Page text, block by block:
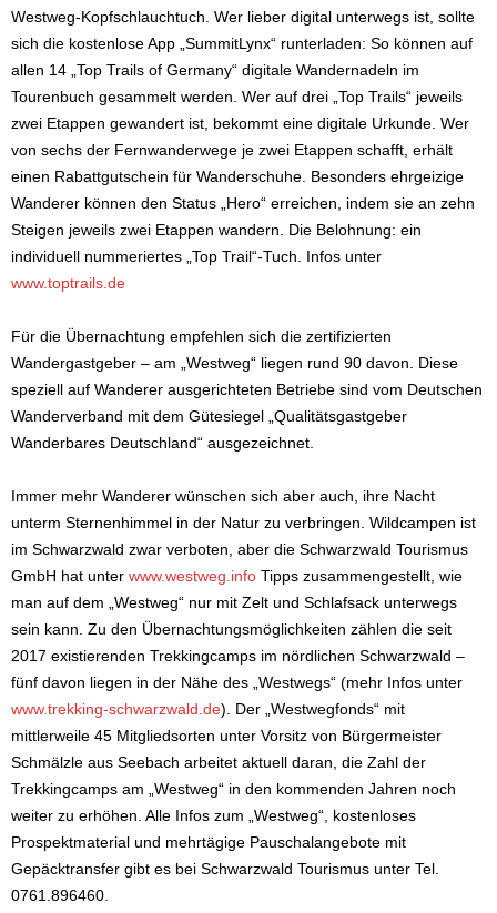
Westweg-Kopfschlauchtuch. Wer lieber digital unterwegs ist, sollte
sich die kostenlose App „SummitLynx“ runterladen: So können auf
allen 14 „Top Trails of Germany“ digitale Wandernadeln im
Tourenbuch gesammelt werden. Wer auf drei „Top Trails“ jeweils
zwei Etappen gewandert ist, bekommt eine digitale Urkunde. Wer
von sechs der Fernwanderwege je zwei Etappen schafft, erhält
einen Rabattgutschein für Wanderschuhe. Besonders ehrgeizige
Wanderer können den Status „Hero“ erreichen, indem sie an zehn
Steigen jeweils zwei Etappen wandern. Die Belohnung: ein
individuell nummeriertes „Top Trail“-Tuch. Infos unter
www.toptrails.de
Für die Übernachtung empfehlen sich die zertifizierten
Wandergastgeber – am „Westweg“ liegen rund 90 davon. Diese
speziell auf Wanderer ausgerichteten Betriebe sind vom Deutschen
Wanderverband mit dem Gütesiegel „Qualitätsgastgeber
Wanderbares Deutschland“ ausgezeichnet.
Immer mehr Wanderer wünschen sich aber auch, ihre Nacht
unterm Sternenhimmel in der Natur zu verbringen. Wildcampen ist
im Schwarzwald zwar verboten, aber die Schwarzwald Tourismus
GmbH hat unter www.westweg.info Tipps zusammengestellt, wie
man auf dem „Westweg“ nur mit Zelt und Schlafsack unterwegs
sein kann. Zu den Übernachtungsmöglichkeiten zählen die seit
2017 existierenden Trekkingcamps im nördlichen Schwarzwald –
fünf davon liegen in der Nähe des „Westwegs“ (mehr Infos unter
www.trekking-schwarzwald.de). Der „Westwegfonds“ mit
mittlerweile 45 Mitgliedsorten unter Vorsitz von Bürgermeister
Schmälzle aus Seebach arbeitet aktuell daran, die Zahl der
Trekkingcamps am „Westweg“ in den kommenden Jahren noch
weiter zu erhöhen. Alle Infos zum „Westweg“, kostenloses
Prospektmaterial und mehrtägige Pauschalangebote mit
Gepäcktransfer gibt es bei Schwarzwald Tourismus unter Tel.
0761.896460.